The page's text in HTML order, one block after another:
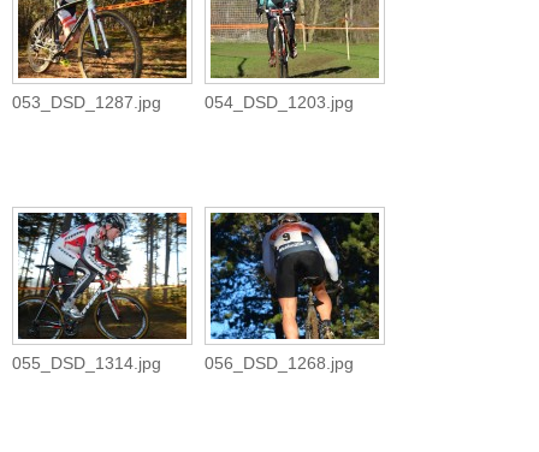
053_DSD_1287.jpg 054_DSD_1203.jpg
055_DSD_1314.jpg 056_DSD_1268.jpg